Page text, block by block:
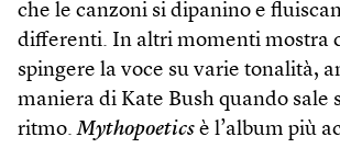
che le canzoni si dipanino e
differenti. In altri momenti mostra
spingere la voce su varie tonalità,
maniera di Kate Bush quando sale
ritmo.Mythopoetics è l’album più